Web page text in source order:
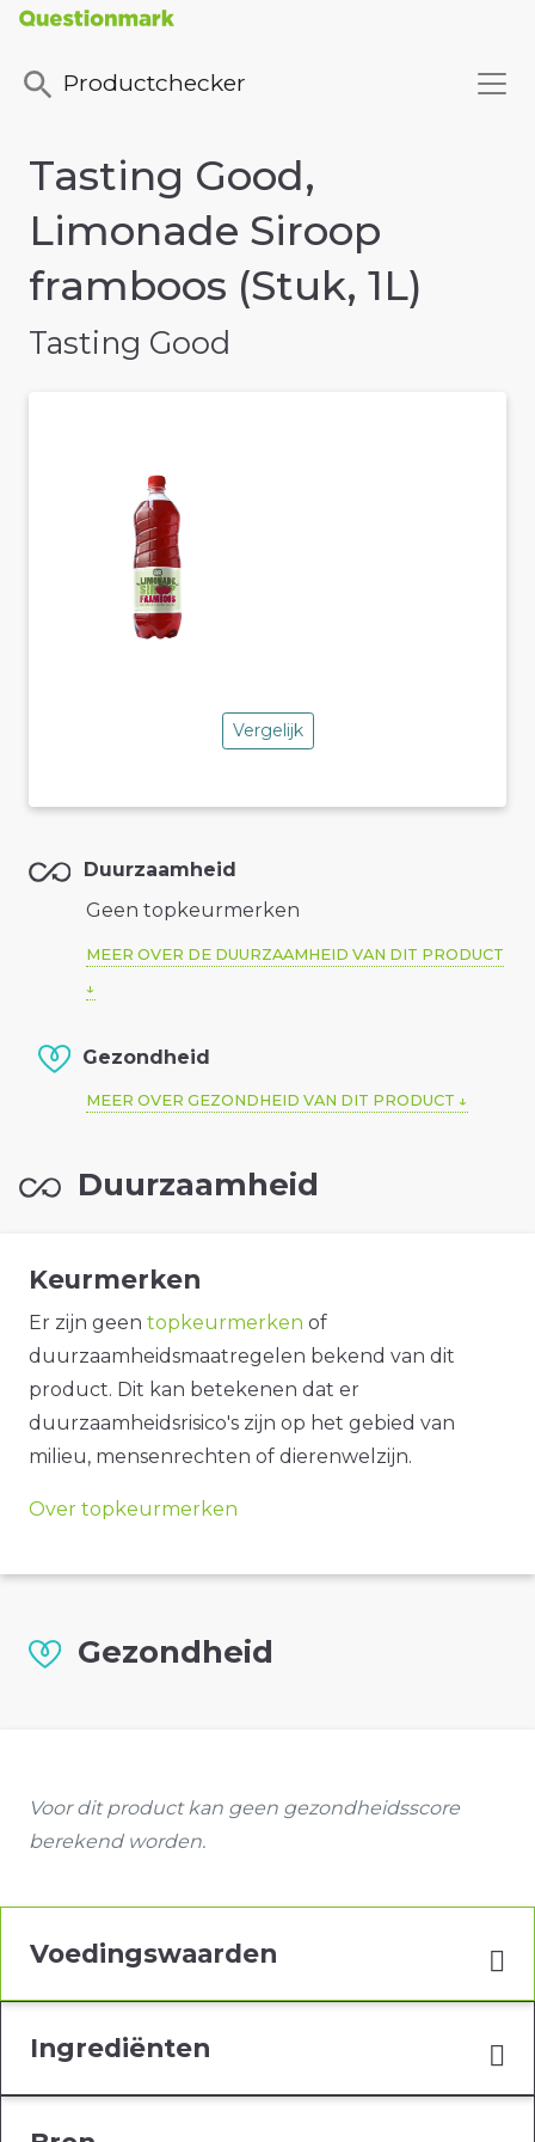
Productchecker
Tasting Good,
Limonade Siroop
framboos (Stuk, 1L)
Tasting Good
Vergelijk
Duurzaamheid
Geen topkeurmerken
MEER OVER DE DUURZAAMHEID VAN DIT PRODUCT
Gezondheid
MEER OVER GEZONDHEID VAN DIT PRODUCT
Duurzaamheid
Keurmerken
Er zijn geen topkeurmerken of
duurzaamheidsmaatregelen bekend van dit
product. Dit kan betekenen dat er
duurzaamheidsrisico's zijn op het gebied van
milieu, mensenrechten of dierenwelzijn.
Over topkeurmerken
Gezondheid
Voor dit product kan geen gezondheidsscore
berekend worden.
Voedingswaarden
Ingrediënten